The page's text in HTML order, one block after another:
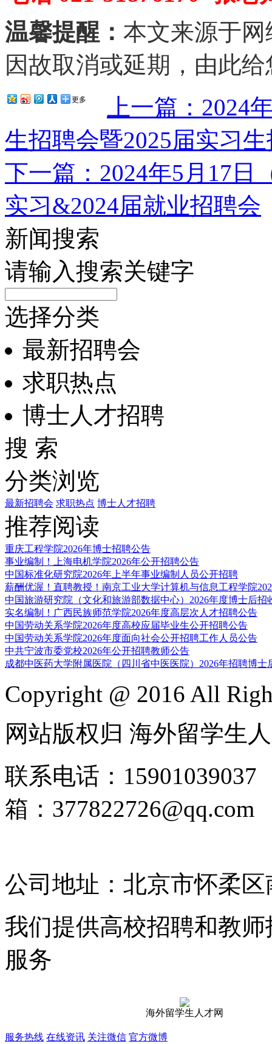
温馨提醒： 本文来源于
因故取消或延期，由此
更多
上一篇：2024
生招聘会暨2025届实习
下一篇：2024年5月17日
实习&2024届就业招聘会
新闻搜索
请输入搜索关键字
选择分类
最新招聘会
求职热点
博士人才招聘
搜 索
分类浏览
最新招聘会 求职热点 博士人才招聘
推荐阅读
重庆工程学院2026年博士招聘公告
事业编制！上海电机学院2026年公开招聘公告
中国标准化研究院2026年上半年事业编制人员公开招聘
薪酬优渥！直聘教授！南京工业大学计算机与信息工程学院
中国旅游研究院（文化和旅游部数据中心）2026年度博士后招
实名编制！广西民族师范学院2026年度高层次人才招聘公告
中国劳动关系学院2026年度高校应届毕业生公开招聘公告
中国劳动关系学院2026年度面向社会公开招聘工作人员公告
中共宁波市委党校2026年公开招聘教师公告
成都中医药大学附属医院（四川省中医医院）2026年招聘博士
Copyright @ 2016 All
网站版权归 海外留学生
联系电话：
箱：
公司地址：北京市怀柔
我们提供高校招聘和教
服务
海外留学生人才网
服务热线 在线资讯 关注微信 官方微博